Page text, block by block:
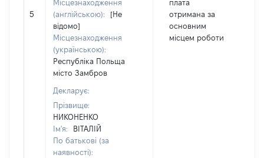
5
Місцезнаходження
(англійською):
[Не
відомо]
Місцезнаходження
(українською):
Республіка Польща
місто Замбров
Декларує:
Прізвище:
НИКОНЕНКО
Ім'я:
ВІТАЛІЙ
По батькові (за
наявності):
плата
отримана за
основним
місцем роботи